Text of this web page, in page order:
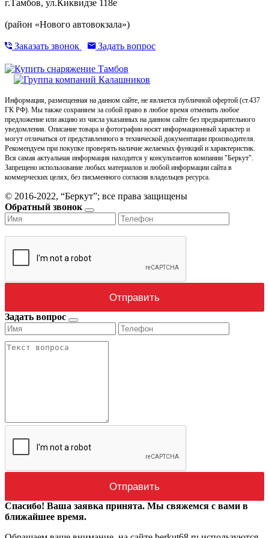
г.Тамбов, ул.Киквидзе 118е
(район «Нового автовокзала»)
Заказать звонок Задать вопрос
Информация, размещенная на данном сайте, не является публичной офертой (ст.437
ГК РФ). Мы также сохраняем за собой право в любое время отменить любое
предложение или акцию из числа указанных на данном сайте без предварительного
уведомления. Описание товара и фотографии носят информационный характер и
могут отличаться от представленного в технической документации производителя.
Рекомендуем при покупке проверять наличие желаемых функций и характеристик.
Вся самая актуальная информация находится у консультантов компании "Беркут".
Запрещено использование любых материалов и любой информации сайта в
коммерческих целях, без письменного согласия владельцев ресурса.
© 2016-2022, “Беркут”; все права защищены
Обратный звонок
Задать вопрос
Спасибо! Ваша заявка принята. Мы свяжемся с вами в
ближайшее время.